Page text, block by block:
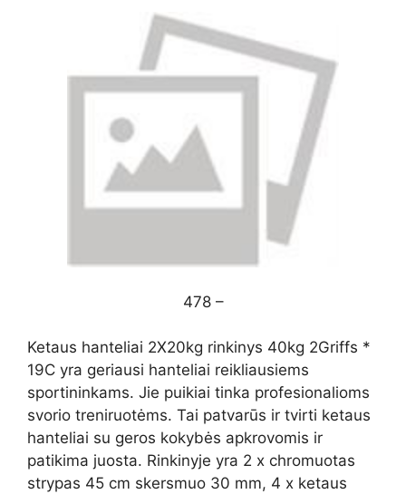
478 –
Ketaus hanteliai 2X20kg rinkinys 40kg 2Griffs *
19C yra geriausi hanteliai reikliausiems
sportininkams. Jie puikiai tinka profesionalioms
svorio treniruotėms. Tai patvarūs ir tvirti ketaus
hanteliai su geros kokybės apkrovomis ir
patikima juosta. Rinkinyje yra 2 x chromuotas
strypas 45 cm skersmuo 30 mm, 4 x ketaus